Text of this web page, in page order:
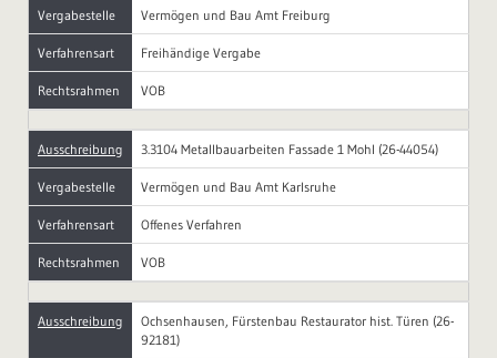
Vergabestelle Vermögen und Bau Amt Freiburg
Verfahrensart Freihändige Vergabe
Rechtsrahmen VOB
Ausschreibung 3.3104 Metallbauarbeiten Fassade 1 Mohl (26-44054)
Vergabestelle Vermögen und Bau Amt Karlsruhe
Verfahrensart Offenes Verfahren
Rechtsrahmen VOB
Ausschreibung
Ochsenhausen, Fürstenbau Restaurator hist. Türen (26-
92181)